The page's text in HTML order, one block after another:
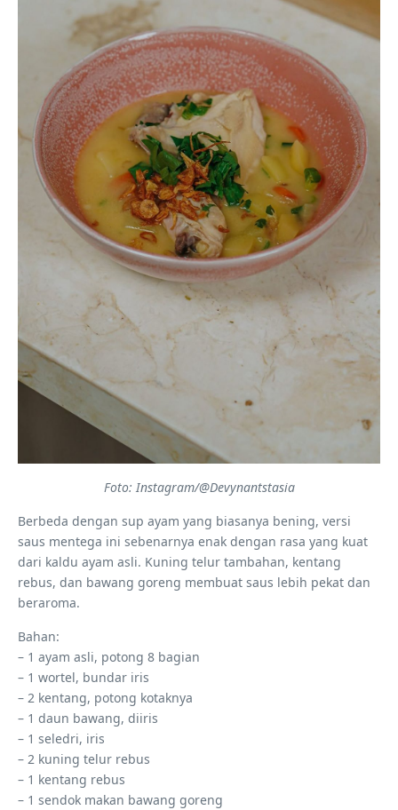
Foto: Instagram/@Devynantstasia
Berbeda dengan sup ayam yang biasanya bening, versi
saus mentega ini sebenarnya enak dengan rasa yang kuat
dari kaldu ayam asli. Kuning telur tambahan, kentang
rebus, dan bawang goreng membuat saus lebih pekat dan
beraroma.
Bahan:
– 1 ayam asli, potong 8 bagian
– 1 wortel, bundar iris
– 2 kentang, potong kotaknya
– 1 daun bawang, diiris
– 1 seledri, iris
– 2 kuning telur rebus
– 1 kentang rebus
– 1 sendok makan bawang goreng